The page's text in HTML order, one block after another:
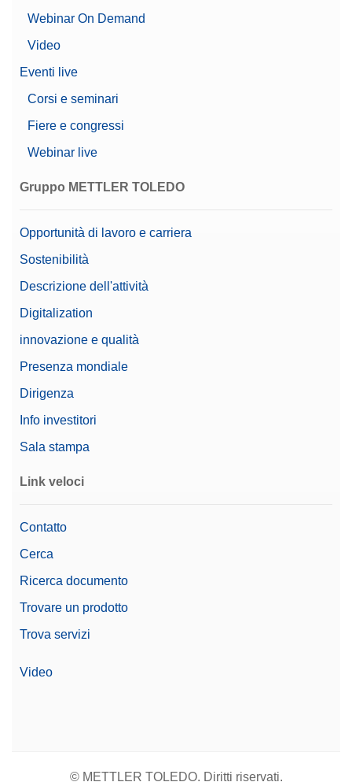
Webinar On Demand
Video
Eventi live
Corsi e seminari
Fiere e congressi
Webinar live
Gruppo METTLER TOLEDO
Opportunità di lavoro e carriera
Sostenibilità
Descrizione dell'attività
Digitalization
innovazione e qualità
Presenza mondiale
Dirigenza
Info investitori
Sala stampa
Link veloci
Contatto
Cerca
Ricerca documento
Trovare un prodotto
Trova servizi
Video
© METTLER TOLEDO. Diritti riservati.